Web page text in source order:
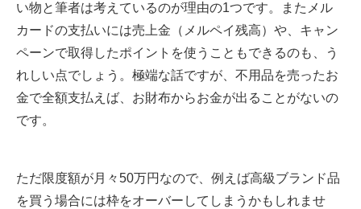
い物と筆者は考えているのが理由の1つです。またメル
カードの支払いには売上金（メルペイ残高）や、キャン
ペーンで取得したポイントを使うこともできるのも、う
れしい点でしょう。極端な話ですが、不用品を売ったお
金で全額支払えば、お財布からお金が出ることがないの
です。
ただ限度額が月々50万円なので、例えば高級ブランド品
を買う場合には枠をオーバーしてしまうかもしれませ